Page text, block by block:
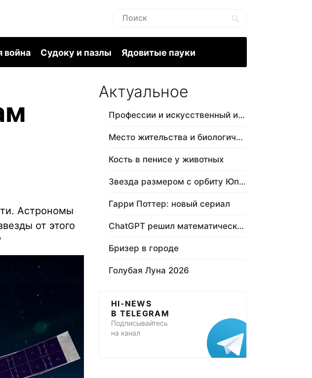
война Судоку и пазлы Ядовитые пауки
Астрономы
от этого
Актуальное
Профессии и искусственный интеллект
Место жительства и биологический в…
Кость в пенисе у животных
Звезда размером с орбиту Юпитера
Гарри Поттер: новый сериал
ChatGPT решил математическую задачу
Бризер в городе
Голубая Луна 2026
HI-NEWS
В TELEGRAM
Подписывайтесь
на канал